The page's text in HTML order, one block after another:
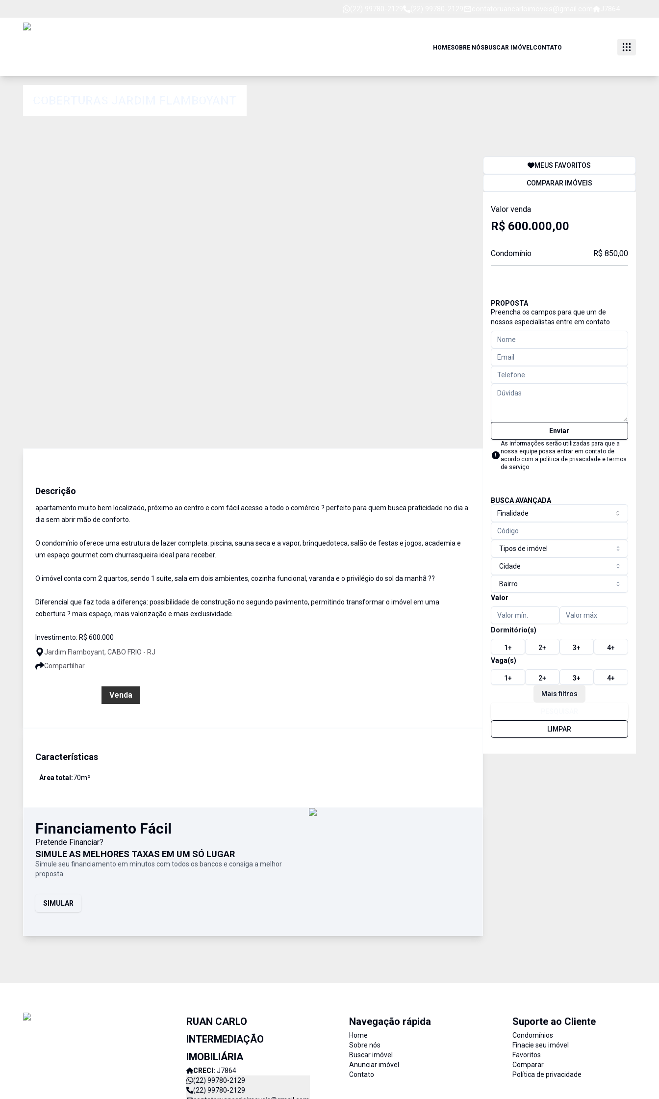
HOMESOBRE NÓSBUSCAR IMÓVELCONTATO
Descrição
apartamento muito bem localizado, próximo ao centro e com fácil acesso a todo o comércio ? perfeito para quem busca praticidade no dia a
dia sem abrir mão de conforto.
O condomínio oferece uma estrutura de lazer completa: piscina, sauna seca e a vapor, brinquedoteca, salão de festas e jogos, academia e
um espaço gourmet com churrasqueira ideal para receber.
O imóvel conta com 2 quartos, sendo 1 suíte, sala em dois ambientes, cozinha funcional, varanda e o privilégio do sol da manhã ??
Diferencial que faz toda a diferença: possibilidade de construção no segundo pavimento, permitindo transformar o imóvel em uma
cobertura ? mais espaço, mais valorização e mais exclusividade.
Investimento: R$ 600.000
Jardim Flamboyant, CABO FRIO - RJ
Compartilhar
Venda
Características
Área total:70m²
Financiamento Fácil
Pretende Financiar?
SIMULE AS MELHORES TAXAS EM UM SÓ LUGAR
Simule seu financiamento em minutos com todos os bancos e consiga a melhor
proposta.
SIMULAR
MEUS FAVORITOS
COMPARAR IMÓVEIS
Valor venda
R$ 600.000,00
Condomínio R$ 850,00
PROPOSTA
Preencha os campos para que um de
nossos especialistas entre em contato
Enviar
As informações serão utilizadas para que a
nossa equipe possa entrar em contato de
acordo com a política de privacidade e termos
de serviço
BUSCA AVANÇADA
Finalidade
Tipos de imóvel
Cidade
Bairro
Valor
Dormitório(s)
1+ 2+ 3+ 4+
Vaga(s)
1+ 2+ 3+ 4+
Mais filtros
LIMPAR
RUAN CARLO
INTERMEDIAÇÃO
IMOBILIÁRIA
CRECI: J7864
(22) 99780-2129
(22) 99780-2129
Navegação rápida
Home
Sobre nós
Buscar imóvel
Anunciar imóvel
Contato
Suporte ao Cliente
Condomínios
Finacie seu imóvel
Favoritos
Comparar
Política de privacidade